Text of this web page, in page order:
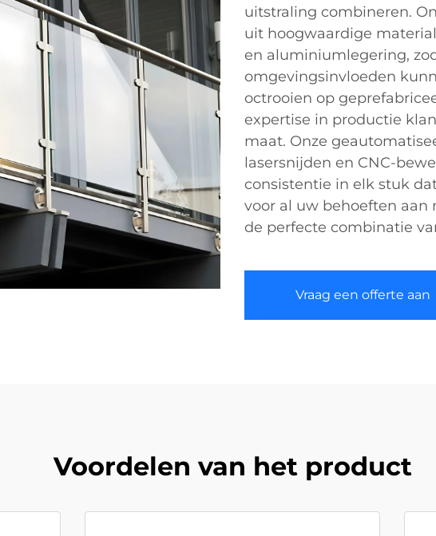
uitstraling combineren.
uit hoogwaardige
en aluminiumlegering,
omgevingsinvloeden
octrooien op
expertise in productie
maat. Onze
lasersnijden en CNC-
consistentie in elk stuk
voor al uw behoeften
de perfecte combinatie
Vraag een offerte aan
Voordelen van het product